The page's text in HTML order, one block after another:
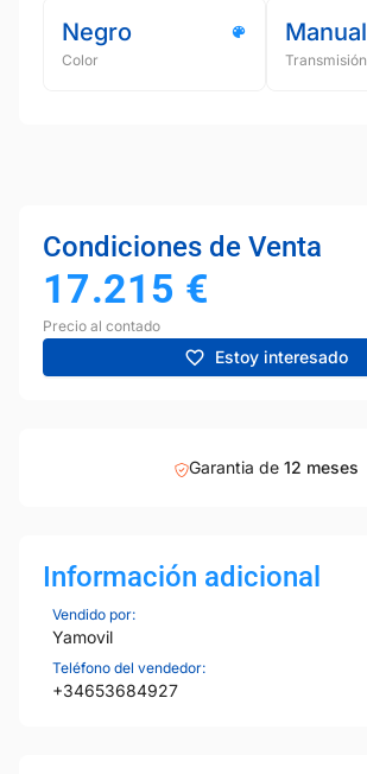
Negro
Color
Manual
Transmisión
Condiciones de Venta
17.215 €
Precio al contado
Estoy interesado
Garantia de 12 meses
Información adicional
Vendido por:
Yamovil
Teléfono del vendedor:
+34653684927